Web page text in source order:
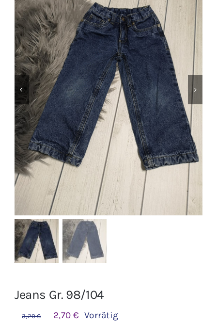
Jungen
Mädchen
Accesoires
Schuhe / Socken
Spielzeug
Babyausstattung
Krims Krams
Jeans Gr. 98/104
3,20€
Ursprünglicher
2,70€ Aktueller
Vorrätig